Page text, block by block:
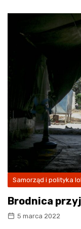
Samorząd i polityka
Brodnica
5 marca 2022